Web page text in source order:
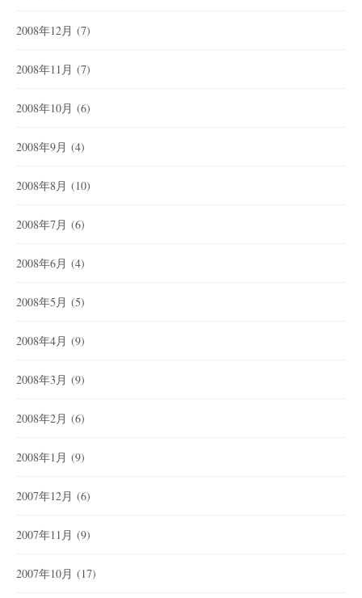
2008年12月 (7)
2008年11月 (7)
2008年10月 (6)
2008年9月 (4)
2008年8月 (10)
2008年7月 (6)
2008年6月 (4)
2008年5月 (5)
2008年4月 (9)
2008年3月 (9)
2008年2月 (6)
2008年1月 (9)
2007年12月 (6)
2007年11月 (9)
2007年10月 (17)